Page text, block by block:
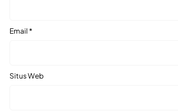
Email *
Situs Web